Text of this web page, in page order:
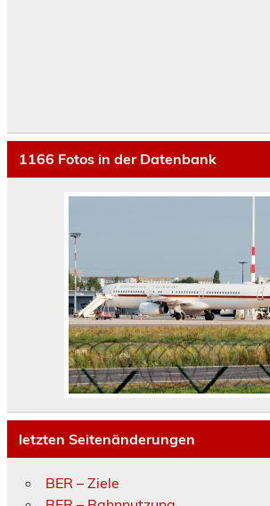
1166 Fotos in der Datenbank
letzten Seitenänderungen
BER – Ziele